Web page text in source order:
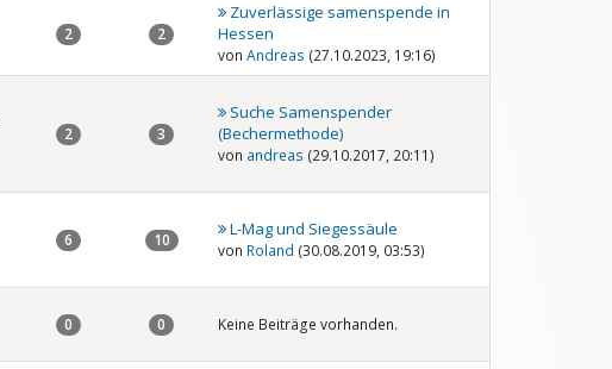
2 2
Zuverlässige samenspende in
Hessen
von Andreas (27.10.2023, 19:16)
2 3
Suche Samenspender
(Bechermethode)
von andreas (29.10.2017, 20:11)
6 10
L-Mag und Siegessäule
von Roland (30.08.2019, 03:53)
0 0 Keine Beiträge vorhanden.